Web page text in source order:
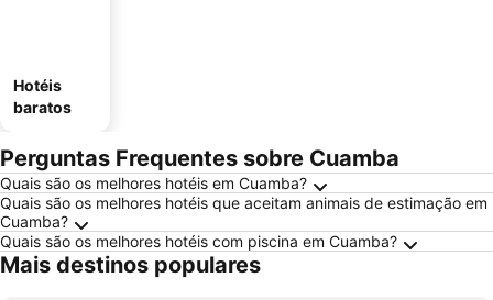
Hotéis
baratos
Perguntas Frequentes sobre Cuamba
Quais são os melhores hotéis em Cuamba?
Quais são os melhores hotéis que aceitam animais de estimação em
Cuamba?
Quais são os melhores hotéis com piscina em Cuamba?
Mais destinos populares